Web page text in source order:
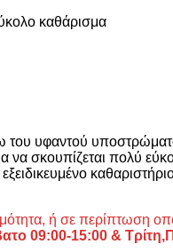
καθάρισμα
υφαντού
να σκουπίζεται πολύ
ή σε περίπτωση
09:00-15:00 &